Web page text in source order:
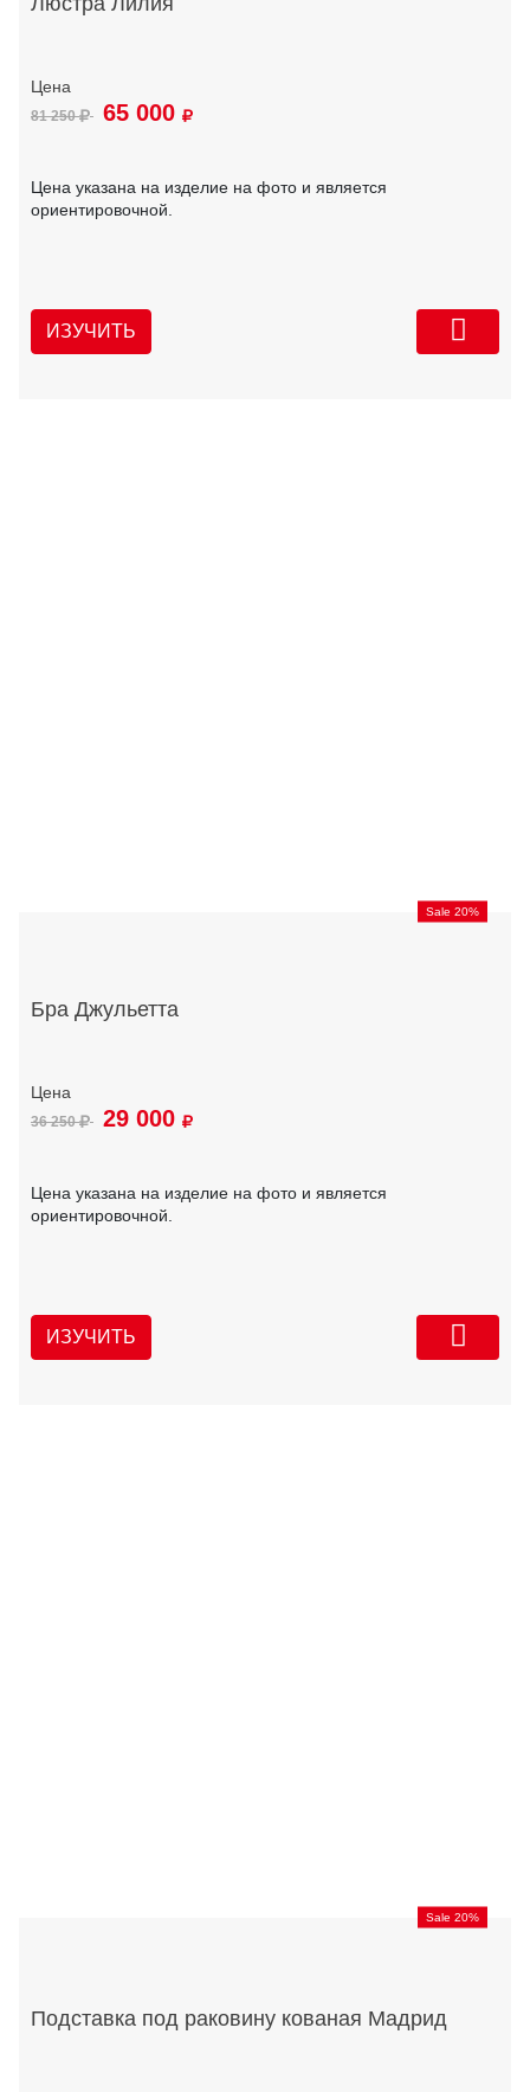
81 250 65 000
Цена указана на изделие на фото и является
ориентировочной.
ИЗУЧИТЬ
Sale 20%
Бра Джульетта
36 250 29 000
Цена указана на изделие на фото и является
ориентировочной.
ИЗУЧИТЬ
Sale 20%
Подставка под раковину кованая Мадрид